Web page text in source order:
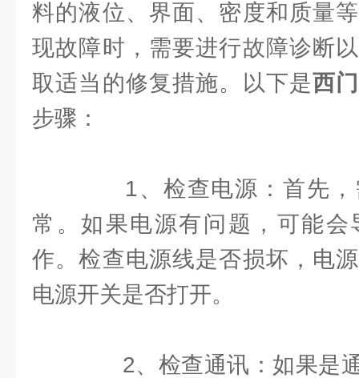
料的液位、界面、密度和质量
现故障时，需要进行故障诊断
取适当的修复措施。以下是西
步骤：
1、检查电源：首先，
常。如果电源有问题，可能
作。检查电源线是否损坏，电
电源开关是否打开。
2、检查通讯：如果是通